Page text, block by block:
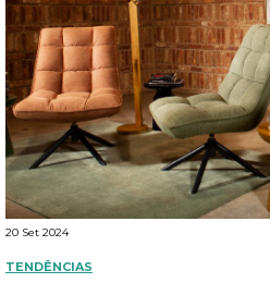
20 Set 2024
TENDÊNCIAS